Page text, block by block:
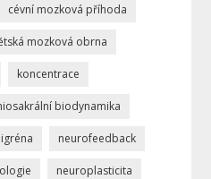
cévní mozková příhoda
mozková obrna
koncentrace
biodynamika
neurofeedback
neuroplasticita